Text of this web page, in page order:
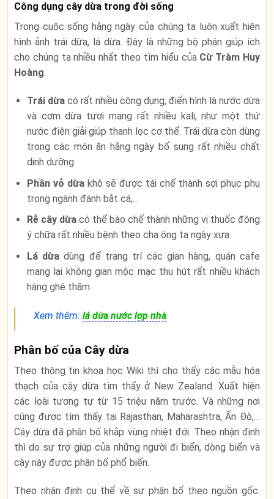
Công dụng cây dừa trong đời sống
Trong cuộc sống hằng ngày của chúng ta luôn xuất hiện
hình ảnh trái dừa, lá dừa. Đây là những bộ phận giúp ích
cho chúng ta nhiều nhất theo tìm hiểu của Cừ Tràm Huy
Hoàng.
Trái dừacó rất nhiều công dụng, điển hình là nước dừa
và cơm dừa tươi mang rất nhiều kali, như một thứ
nước điện giải giúp thanh lọc cơ thể. Trái dừa còn dùng
trong các món ăn hằng ngày bổ sung rất nhiều chất
dinh dưỡng.
Phần vỏ dừakhô sẽ được tái chế thành sợi phục phụ
trong ngành đánh bắt cá,…
Rễ cây dừacó thể bào chế thành những vị thuốc đông
ý chữa rất nhiều bệnh theo cha ông ta ngày xưa.
Lá dừa dùng để trang trí các gian hàng, quán cafe
mang lại không gian mộc mạc thu hút rất nhiều khách
hàng ghé thăm.
Xem thêm: lá dừa nước lợp nhà
Phân bố của Cây dừa
Theo thông tin khoa học Wiki thì cho thấy các mẫu hóa
thạch của cây dừa tìm thấy ở New Zealand. Xuất hiện
các loài tương tự từ 15 triệu năm trước. Và những nơi
cũng được tìm thấy tại Rajasthan, Maharashtra, Ấn Độ,…
Cây dừa đã phân bố khắp vùng nhiệt đới. Theo nhận định
thì do sự trợ giúp của những người đi biển, dòng biển và
cây này được phân bố phổ biến.
Theo nhận định cụ thể về sự phân bố theo nguồn gốc.